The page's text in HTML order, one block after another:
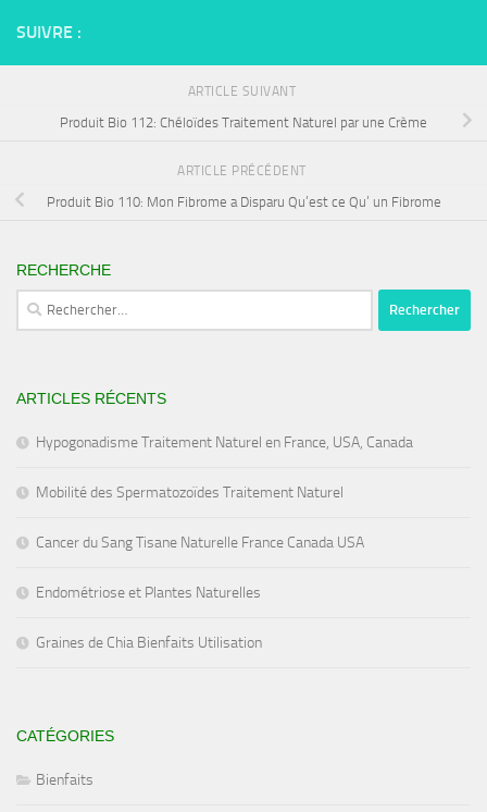
SUIVRE :
ARTICLE SUIVANT
Produit Bio 112: Chéloïdes Traitement Naturel par une Crème
ARTICLE PRÉCÉDENT
Produit Bio 110: Mon Fibrome a Disparu Qu’est ce Qu’ un Fibrome
RECHERCHE
Rechercher :
ARTICLES RÉCENTS
Hypogonadisme Traitement Naturel en France, USA, Canada
Mobilité des Spermatozoïdes Traitement Naturel
Cancer du Sang Tisane Naturelle France Canada USA
Endométriose et Plantes Naturelles
Graines de Chia Bienfaits Utilisation
CATÉGORIES
Bienfaits